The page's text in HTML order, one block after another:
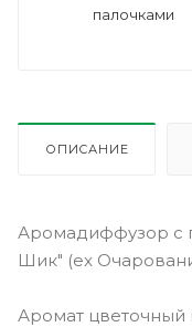
палочками
ОПИСАНИЕ
Аромадиффузор с
Шик" (ex
Аромат цветочный